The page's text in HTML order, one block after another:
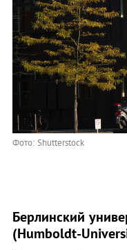
Фото: Shutterstock
Берлинский
(Humboldt-